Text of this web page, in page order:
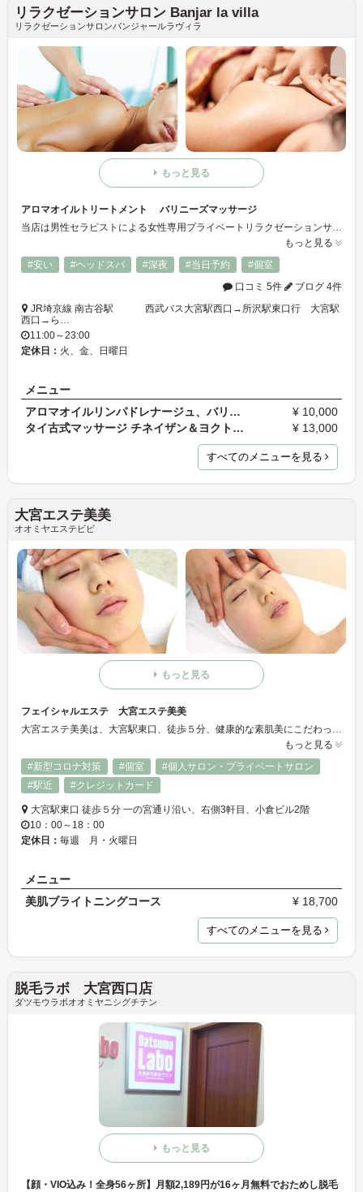
リラクゼーションサロン Banjar la villa
リラクゼーションサロンバンジャールラヴィラ
もっと見る
アロマオイルトリートメント バリニーズマッサージ
もっと見る
#安い
#ヘッドスパ #深夜 #当日予約
#個室
口コミ 5件
ブログ 4件
JR埼京線 南古谷駅 西武バス大宮駅西口→所沢駅東口行 大宮駅
西口→ら…
11:00～23:00
定休日： 火、金、日曜日
メニュー
アロマオイルリンパドレナージュ、バリニーズマッサ…
¥ 10,000
タイ古式マッサージ チネイザン＆ヨクトーン
¥ 13,000
すべてのメニューを見る
大宮エステ美美
オオミヤエステビビ
もっと見る
フェイシャルエステ 大宮エステ美美
もっと見る
#新型コロナ対策
#個室
#個人サロン・プライベートサロン
#駅近
#クレジットカード
大宮駅東口 徒歩５分 一の宮通り沿い、右側3軒目、小倉ビル2階
10：00～18：00
定休日： 毎週 月・火曜日
メニュー
美肌ブライトニングコース
¥ 18,700
すべてのメニューを見る
脱毛ラボ 大宮西口店
ダツモウラボオオミヤニシグチテン
もっと見る
【顔・VIO込み！全身56ヶ所】月額2,189円が16ヶ月無料でおためし脱毛